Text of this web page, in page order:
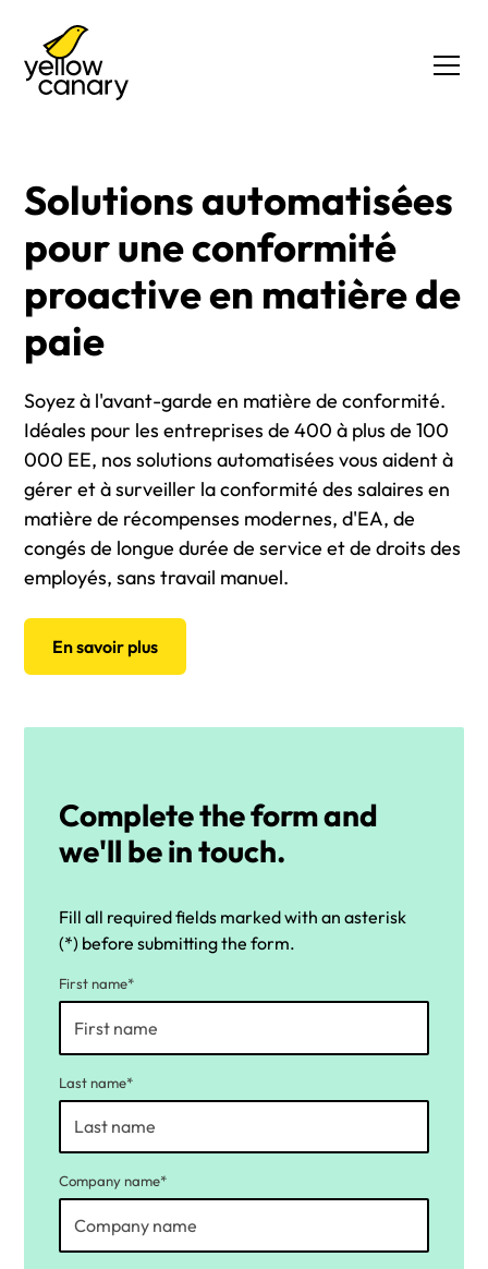
Solutions automatisées
pour une conformité
proactive en matière de
paie
Soyez à l'avant-garde en matière de conformité.
Idéales pour les entreprises de 400 à plus de 100
000 EE, nos solutions automatisées vous aident à
gérer et à surveiller la conformité des salaires en
matière de récompenses modernes, d'EA, de
congés de longue durée de service et de droits des
employés, sans travail manuel.
En savoir plus
Complete the form and
we'll be in touch.
Fill all required fields marked with an asterisk
(*) before submitting the form.
First name*
Last name*
Company name*